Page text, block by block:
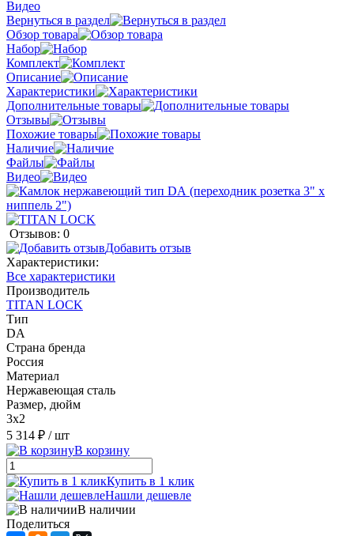
Видео
Вернуться в раздел
Обзор товара
Набор
Комплект
Описание
Характеристики
Дополнительные товары
Отзывы
Похожие товары
Наличие
Файлы
Видео
Отзывов: 0
Добавить отзыв
Характеристики:
Все характеристики
Производитель
TITAN LOCK
Тип
DА
Страна бренда
Россия
Материал
Нержавеющая сталь
Размер, дюйм
3x2
5 314 ₽ / шт
В корзину
Купить в 1 клик
Нашли дешевле
В наличии
Поделиться